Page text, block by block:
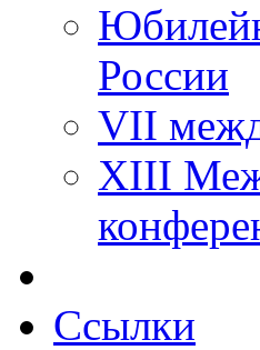
России
VII
XIII
Ссылки